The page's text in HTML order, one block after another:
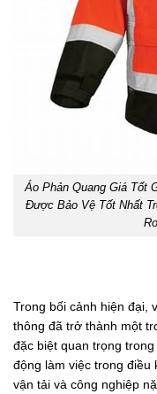
Áo Phản Quang Giá Tốt
Được Bảo Vệ Tốt Nhất
Trong bối cảnh hiện đại,
thông đã trở thành một
đặc biệt quan trọng
động làm việc trong điều
vận tải và công nghiệp